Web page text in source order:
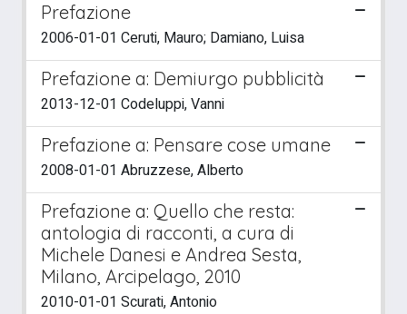
Prefazione
2006-01-01 Ceruti, Mauro; Damiano, Luisa
Prefazione a: Demiurgo pubblicità
2013-12-01 Codeluppi, Vanni
Prefazione a: Pensare cose umane
2008-01-01 Abruzzese, Alberto
Prefazione a: Quello che resta:
antologia di racconti, a cura di
Michele Danesi e Andrea Sesta,
Milano, Arcipelago, 2010
2010-01-01 Scurati, Antonio